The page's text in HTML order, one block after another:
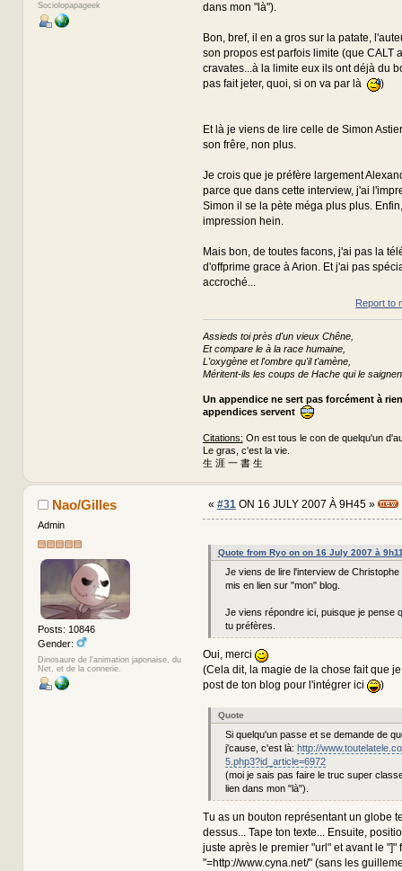
Sociolopapageek
dans mon "là").
Bon, bref, il en a gros sur la patate,
son propos est parfois limite (que CALT
cravates...à la limite eux ils ont déjà du
pas fait jeter, quoi, si on va par là
)
Et là je viens de lire celle de Simon
son frêre, non plus.
Je crois que je préfère largement
parce que dans cette interview, j'ai
Simon il se la pète méga plus plus.
impression hein.
Mais bon, de toutes facons, j'ai pas la
d'offprime grace à Arion. Et j'ai pas
accroché...
Report to
Assieds toi près d'un vieux Chêne,
Et compare le à la race humaine,
L'oxygène et l'ombre qu'il t'amène,
Méritent-ils les coups de Hache qui le
Un appendice ne sert pas forcément à
appendices servent
Citations: On est tous le con de quelqu'un
Le gras, c'est la vie.
生 涯 一 書 生
Nao/Gilles
Admin
Posts: 10846
Gender:
Dinosaure de l'animation japonaise, du
Net, et de la connerie.
« #31ON 16 JULY 2007 À 9H45 »
Quote from Ryo on on 16 July 2007 à
Je viens de lire l'interview de
mis en lien sur "mon" blog.
Je viens répondre ici, puisque je pense
tu préfères.
Oui, merci
(Cela dit, la magie de la chose fait que
post de ton blog pour l'intégrer ici
)
Quote
Si quelqu'un passe et se demande de
j'cause, c'est là: http://
5.php3?id_article=6972
(moi je sais pas faire le truc super
lien dans mon "là").
Tu as un bouton représentant un globe
dessus... Tape ton texte... Ensuite,
juste après le premier "url" et avant le "]"
"=http://www.cyna.net/" (sans les